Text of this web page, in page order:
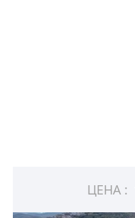
ЦЕНА :